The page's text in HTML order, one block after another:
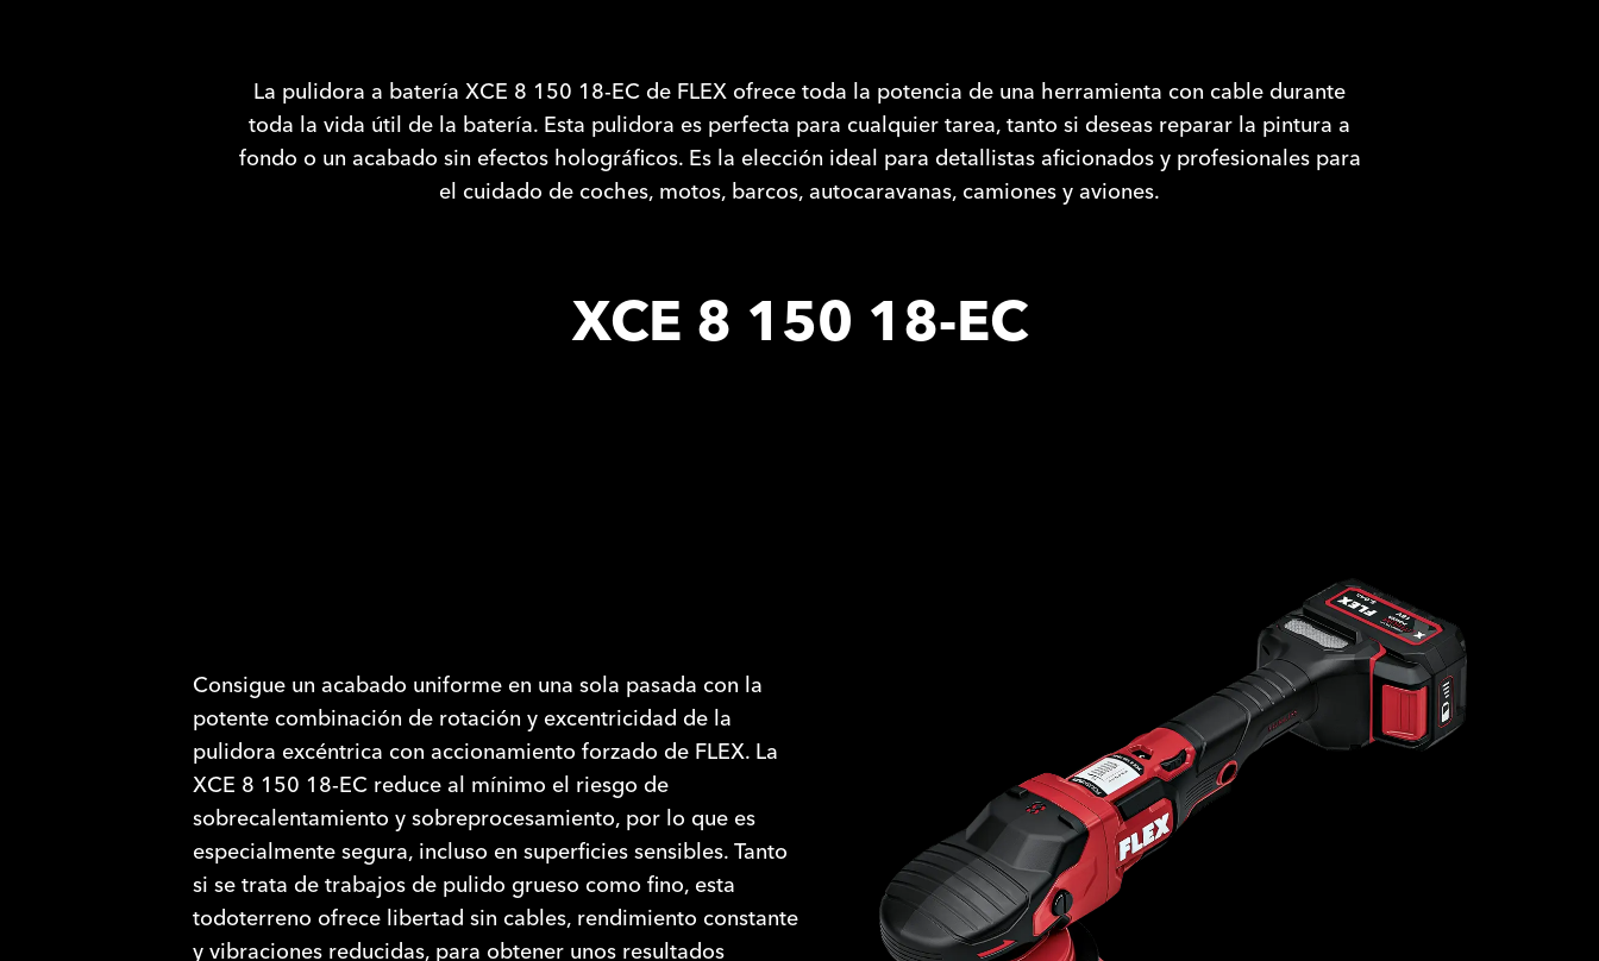
La pulidora a batería XCE 8 150 18-EC de FLEX ofrece toda la potencia de una herramienta con cable durante
toda la vida útil de la batería. Esta pulidora es perfecta para cualquier tarea, tanto si deseas reparar la pintura a
fondo o un acabado sin efectos holográficos. Es la elección ideal para detallistas aficionados y profesionales para
el cuidado de coches, motos, barcos, autocaravanas, camiones y aviones.
XCE 8 150 18-EC
Consigue un acabado uniforme en una sola pasada con la
potente combinación de rotación y excentricidad de la
pulidora excéntrica con accionamiento forzado de FLEX. La
XCE 8 150 18-EC reduce al mínimo el riesgo de
sobrecalentamiento y sobreprocesamiento, por lo que es
especialmente segura, incluso en superficies sensibles. Tanto
si se trata de trabajos de pulido grueso como fino, esta
todoterreno ofrece libertad sin cables, rendimiento constante
y vibraciones reducidas, para obtener unos resultados